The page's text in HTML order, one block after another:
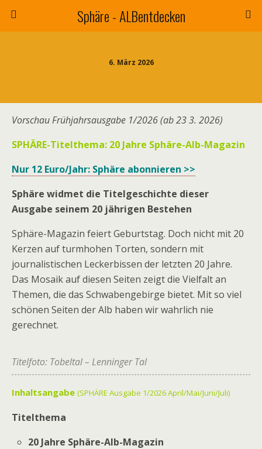
Sphäre - ALBentdecken
6. März 2026
Vorschau Frühjahrsausgabe 1/2026 (ab 23 3. 2026)
SPHÄRE-Titelthema: 20 Jahre Sphäre-Alb-Magazin
Nur 12 Euro/Jahr: Sphäre abonnieren >>
Sphäre widmet die Titelgeschichte dieser
Ausgabe seinem 20 jährigen Bestehen
Sphäre-Magazin feiert Geburtstag. Doch nicht mit 20
Kerzen auf turmhohen Torten, sondern mit
journalistischen Leckerbissen der letzten 20 Jahre.
Das Mosaik auf diesen Seiten zeigt die Vielfalt an
Themen, die das Schwabengebirge bietet. Mit so viel
schönen Seiten der Alb haben wir wahrlich nie
gerechnet.
Titelfoto: Tobeltal – Lenninger Tal
Inhaltsangabe (SPHÄRE Ausgabe 1/2026 April/Mai/Juni/Juli)
Titelthema
20 Jahre Sphäre-Alb-Magazin